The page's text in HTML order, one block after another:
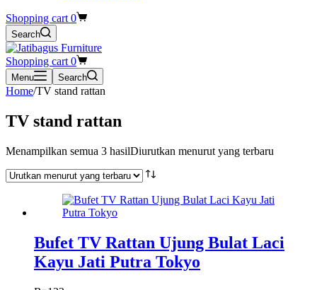
Shopping cart 0
Search
Shopping cart 0
Menu Search
Home/TV stand rattan
TV stand rattan
Menampilkan semua 3 hasilDiurutkan menurut yang terbaru
Bufet TV Rattan Ujung Bulat Laci
Kayu Jati Putra Tokyo